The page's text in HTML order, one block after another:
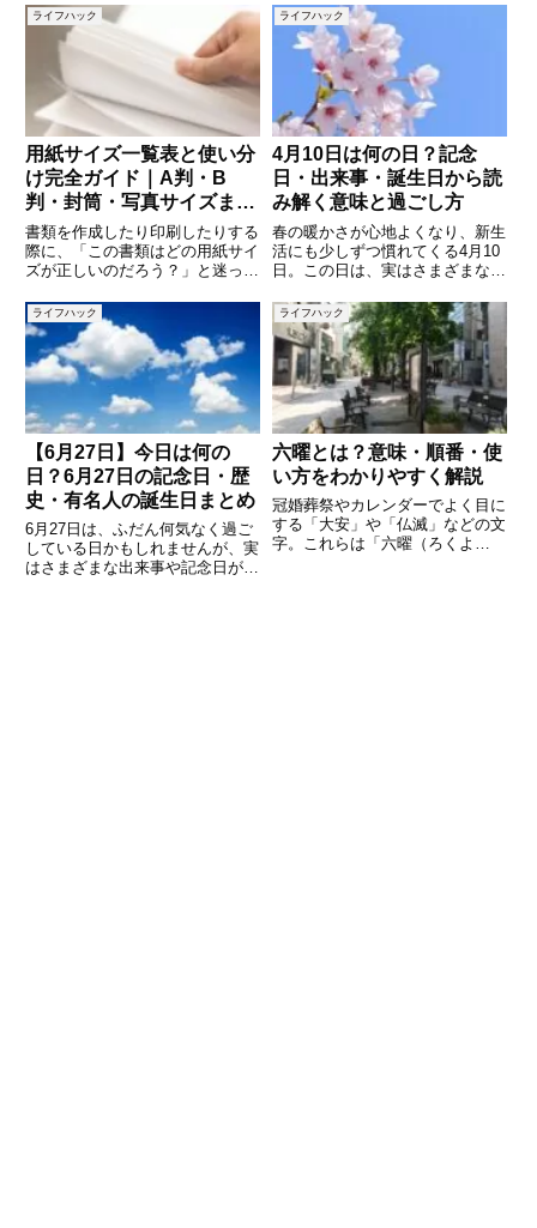
を大きく変えた「Windows 10」
が世界同時リリースされた日でも
あります。さらに、日本で
は“29（にく）”の語呂
せから生まれた記念日や、歴史に
残る出来事、季節を感じさせる話
題などが重なった日です。本記事
では、「今日は何の日？」という
ライフハック
用紙サイズ一覧表と使い分
け完全ガイド｜A判・B
判・封筒・写真サイズまで
徹底解説
書類を作成したり印刷したりする
際に、「この書類はどの用紙サイ
ズが正しいのだろう？」と迷った
にはA判・B判をはじめ、はが
き、封筒、写真用紙など多くの種
類があり、それぞれに用途や意味
があります。サイズを誤ると、印
刷
ライフハック
4月10日は何の日？記念
日・出来事・誕生日から読
み解く意味と過ごし方
春の暖かさが心地よくなり、新生
活にも少しずつ慣れてくる4月10
日。この日は、実はさまざまな記
いる特別な一日です。普段は意識
することのない日付でも、その意
味や背景を知ることで、日常が少
し豊かに感じられるものです。
ライフハック
【6月27日】今日は何の
日？6月27日の記念日・歴
史・有名人の誕生日まとめ
6月27日は、ふだん何気なく過ご
している日かもしれませんが、実
はさまざまな出来事や記念日が詰
ライフハック
六曜とは？意味・順番・使
い方をわかりやすく解説
冠婚葬祭やカレンダーでよく目に
する「大安」や「仏滅」などの文
字。これらは「六曜（ろくよ